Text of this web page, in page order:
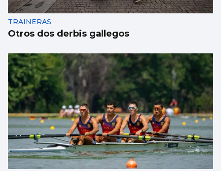
TRAINERAS
Otros dos derbis gallegos